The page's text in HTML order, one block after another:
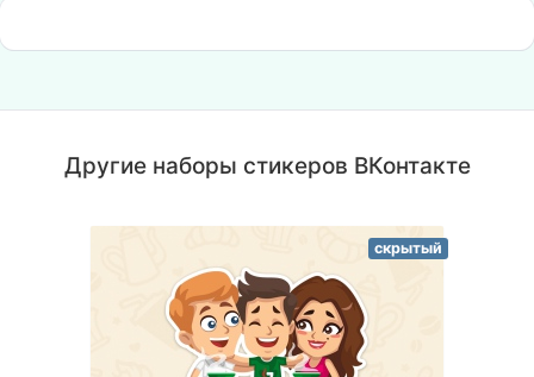
Другие наборы стикеров ВКонтакте
скрытый